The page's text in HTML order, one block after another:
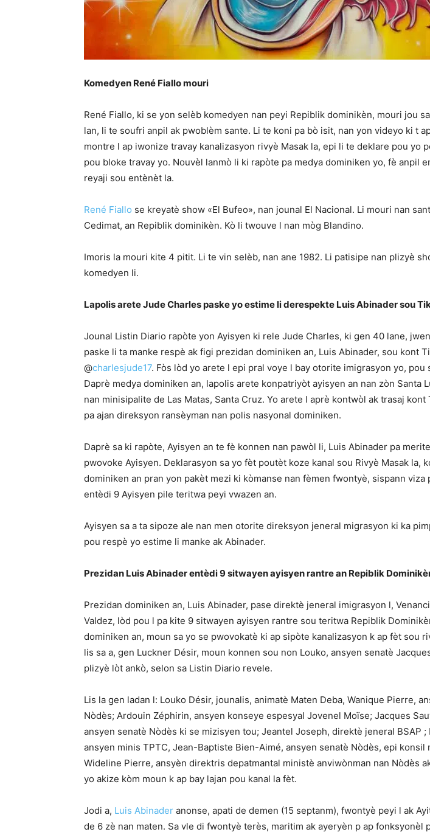
Komedyen René Fiallo mouri
René Fiallo, ki se yon selèb komedyen nan peyi Repiblik dominikèn, mouri jou
lan, li te soufri anpil ak pwoblèm sante. Li te koni pa bò isit, nan yon videyo ki t
montre l ap iwonize travay kanalizasyon rivyè Masak la, epi li te deklare pou yo
pou bloke travay yo. Nouvèl lanmò li ki rapòte pa medya dominiken yo, fè anpil
reyaji sou entènèt la.
René Fiallo se kreyatè show «El Bufeo», nan jounal El Nacional. Li mouri nan
Cedimat, an Repiblik dominikèn. Kò li twouve l nan mòg Blandino.
Imoris la mouri kite 4 pitit. Li te vin selèb, nan ane 1982. Li patisipe nan plizyè
komedyen li.
Lapolis arete Jude Charles paske yo estime li derespekte Luis Abinader sou
Jounal Listin Diario rapòte yon Ayisyen ki rele Jude Charles, ki gen 40 lane,
paske li ta manke respè ak figi prezidan dominiken an, Luis Abinader, sou kont
@charlesjude17. Fòs lòd yo arete l epi pral voye l bay otorite imigrasyon yo, pou
Daprè medya dominiken an, lapolis arete konpatriyòt ayisyen an nan zòn Santa
nan minisipalite de Las Matas, Santa Cruz. Yo arete l aprè kontwòl ak trasaj
pa ajan direksyon ransèyman nan polis nasyonal dominiken.
Daprè sa ki rapòte, Ayisyen an te fè konnen nan pawòl li, Luis Abinader pa
pwovoke Ayisyen. Deklarasyon sa yo fèt poutèt koze kanal sou Rivyè Masak la,
dominiken an pran yon pakèt mezi ki kòmanse nan fèmen fwontyè, sispann viza
entèdi 9 Ayisyen pile teritwa peyi vwazen an.
Ayisyen sa a ta sipoze ale nan men otorite direksyon jeneral migrasyon ki ka
pou respè yo estime li manke ak Abinader.
Prezidan Luis Abinader entèdi 9 sitwayen ayisyen rantre an Repiblik
Prezidan dominiken an, Luis Abinader, pase direktè jeneral imigrasyon l,
Valdez, lòd pou l pa kite 9 sitwayen ayisyen rantre sou teritwa Repiblik
dominiken an, moun sa yo se pwovokatè ki ap sipòte kanalizasyon k ap fèt sou
lis sa a, gen Luckner Désir, moun konnen sou non Louko, ansyen senatè
plizyè lòt ankò, selon sa Listin Diario revele.
Lis la gen ladan l: Louko Désir, jounalis, animatè Maten Deba, Wanique Pierre,
Nòdès; Ardouin Zéphirin, ansyen konseye espesyal Jovenel Moïse; Jacques
ansyen senatè Nòdès ki se mizisyen tou; Jeantel Joseph, direktè jeneral BSAP ;
ansyen minis TPTC, Jean-Baptiste Bien-Aimé, ansyen senatè Nòdès, epi konsil
Wideline Pierre, ansyèn direktris depatmantal ministè anviwònman nan Nòdès
yo akize kòm moun k ap bay lajan pou kanal la fèt.
Jodi a, Luis Abinader anonse, apati de demen (15 septanm), fwontyè peyi l ak
de 6 zè nan maten. Sa vle di fwontyè terès, maritim ak ayeryèn p ap fonksyonèl